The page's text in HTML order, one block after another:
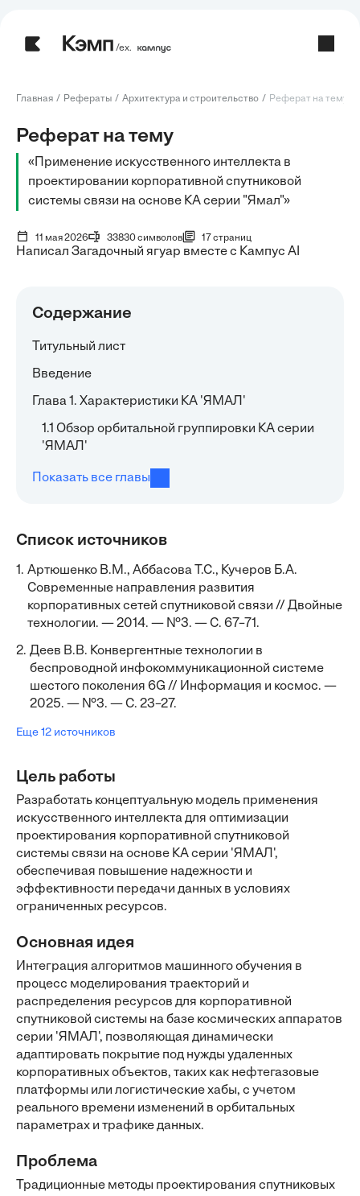
/ех.
Главная Рефераты Архитектура и строительство Реферат на тему:
Реферат на тему
«Применение искусственного интеллекта в
проектировании корпоративной спутниковой
системы связи на основе КА серии "Ямал"»
11 мая 2026 33830 символов 17 страниц
Написал Загадочный ягуар вместе с Кампус AI
Содержание
Титульный лист
Введение
Глава 1. Характеристики КА 'ЯМАЛ'
1.1 Обзор орбитальной группировки КА серии
'ЯМАЛ'
Показать все главы
Список источников
1. Артюшенко В.М., Аббасова Т.С., Кучеров Б.А.
Современные направления развития
корпоративных сетей спутниковой связи // Двойные
технологии. — 2014. — №3. — С. 67–71.
2. Деев В.В. Конвергентные технологии в
беспроводной инфокоммуникационной системе
шестого поколения 6G // Информация и космос. —
2025. — №3. — С. 23–27.
Еще 12 источников
Цель работы
Разработать концептуальную модель применения
искусственного интеллекта для оптимизации
проектирования корпоративной спутниковой
системы связи на основе КА серии 'ЯМАЛ',
обеспечивая повышение надежности и
эффективности передачи данных в условиях
ограниченных ресурсов.
Основная идея
Интеграция алгоритмов машинного обучения в
процесс моделирования траекторий и
распределения ресурсов для корпоративной
спутниковой системы на базе космических аппаратов
серии 'ЯМАЛ', позволяющая динамически
адаптировать покрытие под нужды удаленных
корпоративных объектов, таких как нефтегазовые
платформы или логистические хабы, с учетом
реального времени изменений в орбитальных
параметрах и трафике данных.
Проблема
Традиционные методы проектирования спутниковых